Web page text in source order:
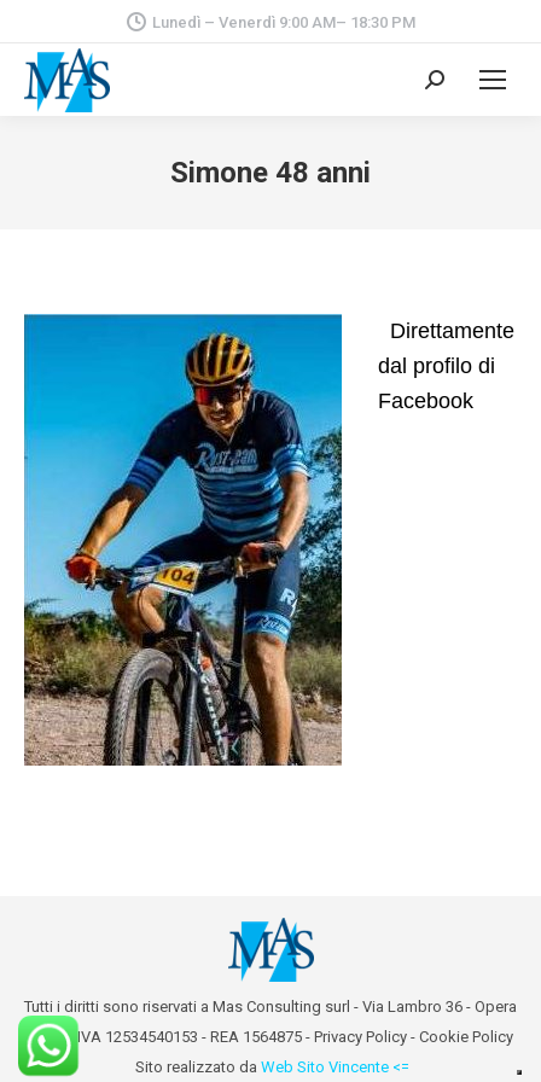
Lunedì – Venerdì 9:00 AM– 18:30 PM
Cerca:
Simone 48 anni
Direttamente
dal profilo di
Facebook
Tutti i diritti sono riservati a Mas Consulting surl - Via Lambro 36 - Opera
(MI) - P.IVA 12534540153 - REA 1564875 - Privacy Policy - Cookie Policy
Sito realizzato da Web Sito Vincente <=